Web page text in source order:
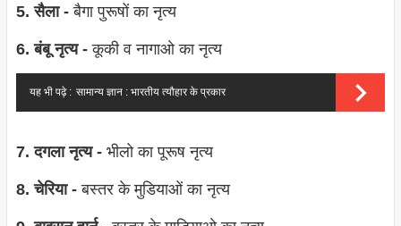
5. सैला -बैगा पुरूषों का नृत्‍य
6. बंबू नृत्‍य -कूकी व नागाओ का नृत्‍य
यह भी पढ़े : सामान्य ज्ञान : भारतीय त्यौहार के प्रकार
7. दगला नृत्‍य -भीलो का पूरूष नृत्‍य
8. चेरिया -बस्‍तर के मुडियाओं का नृत्‍य